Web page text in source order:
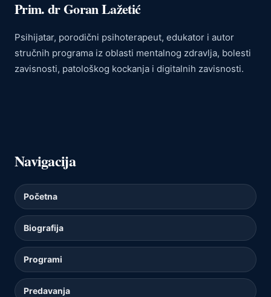
Prim. dr Goran Lažetić
Psihijatar, porodični psihoterapeut, edukator i autor
stručnih programa iz oblasti mentalnog zdravlja, bolesti
zavisnosti, patološkog kockanja i digitalnih zavisnosti.
Navigacija
Početna
Biografija
Programi
Predavanja